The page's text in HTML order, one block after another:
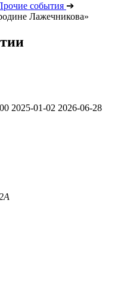
события ➔
Лажечникова»
2025-01-02 2026-06-28